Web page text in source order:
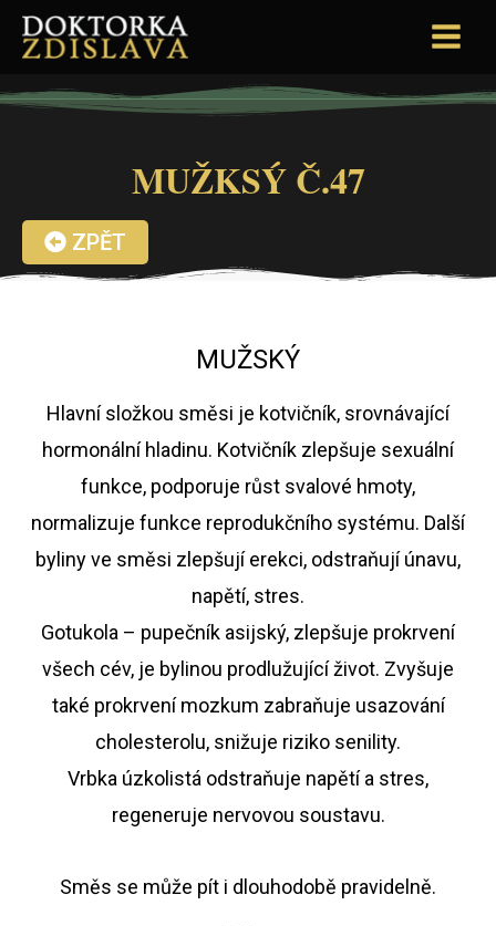
MUŽKSÝ Č.47
ZPĚT
MUŽSKÝ
Hlavní složkou směsi je kotvičník, srovnávající
hormonální hladinu. Kotvičník zlepšuje sexuální
funkce, podporuje růst svalové hmoty,
normalizuje funkce reprodukčního systému. Další
byliny ve směsi zlepšují erekci, odstraňují únavu,
napětí, stres.
Gotukola – pupečník asijský, zlepšuje prokrvení
všech cév, je bylinou prodlužující život. Zvyšuje
také prokrvení mozkum zabraňuje usazování
cholesterolu, snižuje riziko senility.
Vrbka úzkolistá odstraňuje napětí a stres,
regeneruje nervovou soustavu.
Směs se může pít i dlouhodobě pravidelně.